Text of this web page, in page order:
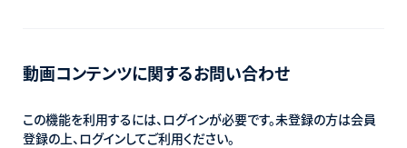
動画コンテンツに関するお問い合わせ
この機能を利用するには、ログインが必要です。未登録の方は会員
登録の上、ログインしてご利用ください。